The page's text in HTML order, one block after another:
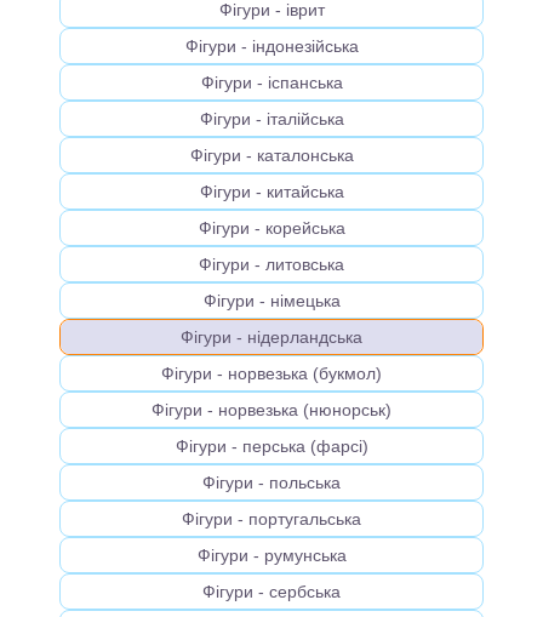
Фігури - іврит
Фігури - індонезійська
Фігури - іспанська
Фігури - італійська
Фігури - каталонська
Фігури - китайська
Фігури - корейська
Фігури - литовська
Фігури - німецька
Фігури - нідерландська
Фігури - норвезька (букмол)
Фігури - норвезька (нюнорськ)
Фігури - перська (фарсі)
Фігури - польська
Фігури - португальська
Фігури - румунська
Фігури - сербська